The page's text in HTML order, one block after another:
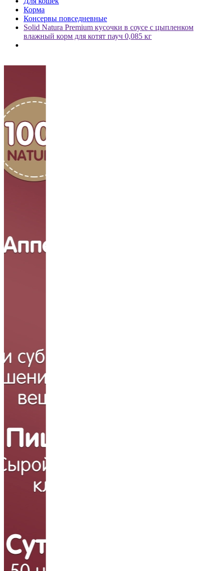
Корма
Консервы повседневные
Solid Natura Premium кусочки в соусе с цыпленком
влажный корм для котят пауч 0,085 кг